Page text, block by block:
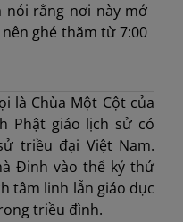
nói rằng nơi này mở
ghé thăm từ 7:00
là Chùa Một Cột của
Phật giáo lịch sử có
triều đại Việt Nam.
Đinh vào thế kỷ thứ
tâm linh lẫn giáo dục
triều đình.